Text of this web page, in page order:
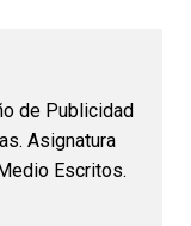
de Publicidad
Asignatura
Escritos.